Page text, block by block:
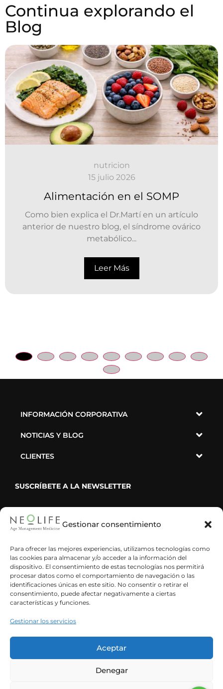
Gestionar consentimiento
Para ofrecer las mejores experiencias, utilizamos tecnologías como
las cookies para almacenar y/o acceder a la información del
dispositivo. El consentimiento de estas tecnologías nos permitirá
procesar datos como el comportamiento de navegación o las
identificaciones únicas en este sitio. No consentir o retirar el
consentimiento, puede afectar negativamente a ciertas
características y funciones.
Gestionar los servicios
Aceptar
Denegar
Continua explorando el
Blog
nutricion
15 julio 2026
Alimentación en el SOMP
Como bien explica el Dr.Martí en un artículo
anterior de nuestro blog, el síndrome ovárico
metabólico...
Leer Más
INFORMACIÓN CORPORATIVA
NOTICIAS Y BLOG
CLIENTES
SUSCRÍBETE A LA NEWSLETTER